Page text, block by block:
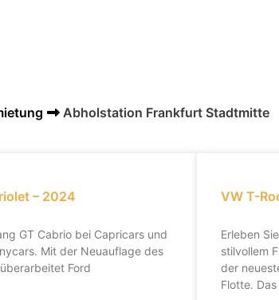
Abholstation Frankfurt Stadtmitte
– 2024
GT Cabrio bei Capricars und
Mit der Neuauflage des
Ford
VW T-
Erleben
stilvollem
der
Flotte. Das